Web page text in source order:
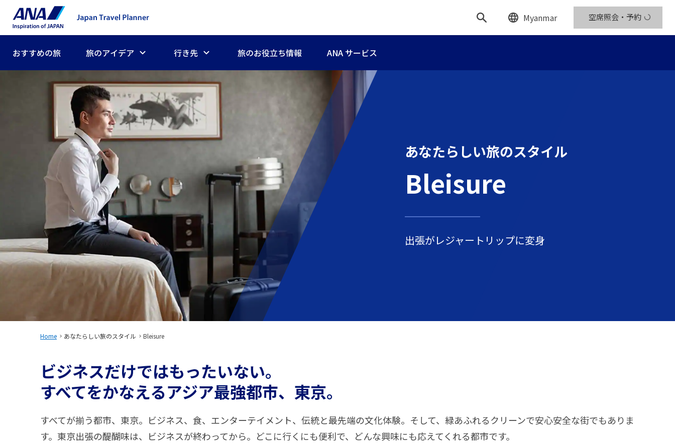
Myanmar 空席照会・予約
おすすめの旅 旅のアイデア 行き先 旅のお役立ち情報 ANA サービス
あなたらしい旅のスタイル
Bleisure
出張がレジャートリップに変身
Home あなたらしい旅のスタイル Bleisure
ビジネスだけではもったいない。
すべてをかなえるアジア最強都市、東京。
すべてが揃う都市、東京。ビジネス、食、エンターテイメント、伝統と最先端の文化体験。そして、緑あふれるクリーンで安心安全な街でもありま
す。東京出張の醍醐味は、ビジネスが終わってから。どこに行くにも便利で、どんな興味にも応えてくれる都市です。